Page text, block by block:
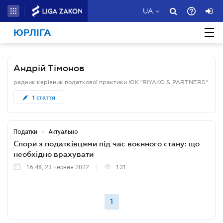
UA
ЮРЛІГА
Андрій Тімонов
радник керівник податкової практики ЮК "RIYAKO & PARTNERS"
1 стаття
Податки • Актуально
Спори з податківцями під час воєнного стану: що
необхідно врахувати
16:48, 23 червня 2022 131
1